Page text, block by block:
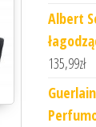
Albert
135,99zł